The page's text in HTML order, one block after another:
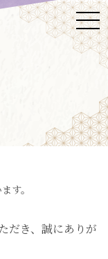
す。
だき、誠にありが